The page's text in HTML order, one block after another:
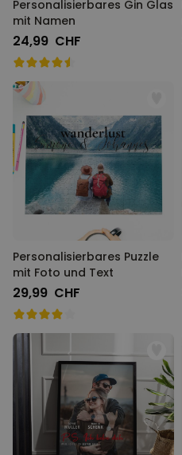
Personalisierbares Gin Glas
mit Namen
24,99 CHF
Personalisierbares Puzzle
mit Foto und Text
29,99 CHF